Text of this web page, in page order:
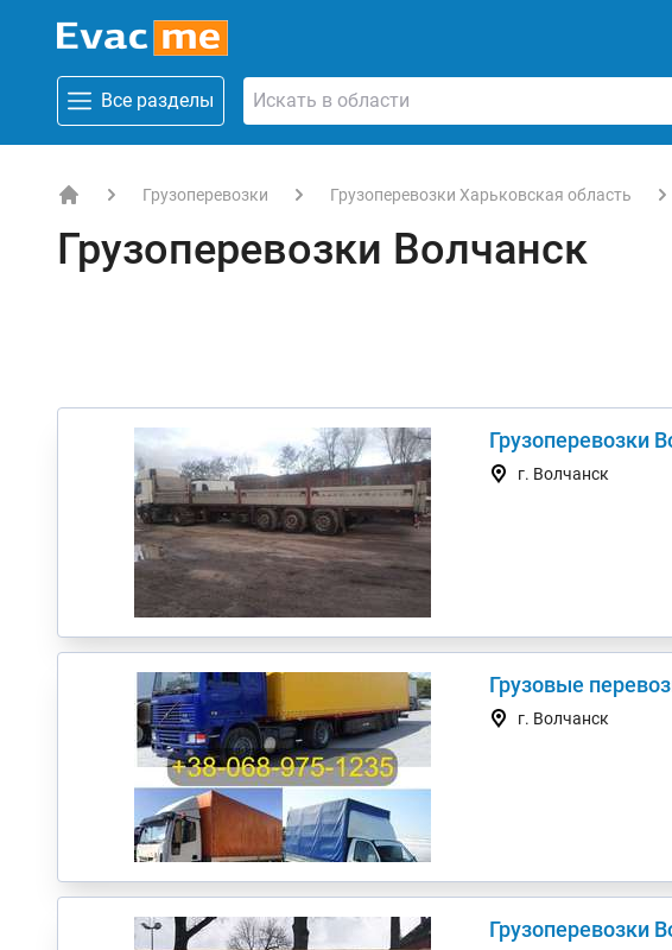
Все разделы
Грузоперевозки Грузоперевозки Харьковская область
Грузоперевозки Волчанск
Грузоперевозки
г. Волчанск
Грузовые
г. Волчанск